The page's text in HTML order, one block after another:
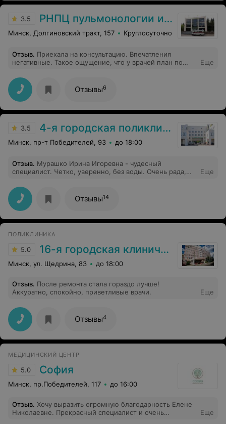
3.5 РНПЦ пульмонологии и фтизиатрии
Минск, Долгиновский тракт, 157 Круглосуточно
Отзыв. Приехала на консультацию. Впечатления
негативные. Такое ощущение, что у врачей план по
флюорографией, мне предложили сделать ещё и у них
флюорографию платно. Вообщем делать тут нечего.
Все спешат и никаких нормальных консультаций не
будет.
Еще
Отзывы6
3.5 4-я городская поликлиника
Минск, пр-т Победителей, 93 до 18:00
Отзыв. Мурашко Ирина Игоревна - чудесный
специалист. Четко, уверенно, без воды. Очень рада,
лечения дисплазии. Спасибо большое)
Еще
Отзывы14
ПОЛИКЛИНИКА
5.0 16-я городская клиническая поликлиника
Минск, ул. Щедрина, 83 до 18:00
Отзыв. После ремонта стала гораздо лучше!
Аккуратно, спокойно, приветливые врачи.
Еще
Отзывы4
МЕДИЦИНСКИЙ ЦЕНТР
5.0 София
Минск, пр.Победителей, 117 до 16:00
Отзыв. Хочу выразить огромную благодарность Елене
Николаевне. Прекрасный специалист и очень
Еще